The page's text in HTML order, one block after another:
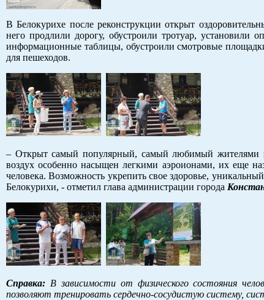
В Белокурихе после реконструкции открыт
него продлили дорогу, обустроили тротуар, установили
информационные таблицы, обустроили смотровые
для пешеходов.
– Открыт самый популярный, самый любимый жителями и
воздух особенно насыщен легкими аэроионами, их еще
человека. Возможность укрепить свое здоровье,
Белокурихи, - отметил глава администрации города
Справка: В зависимости от физического состояния
позволяют тренировать сердечно-сосудистую систему,